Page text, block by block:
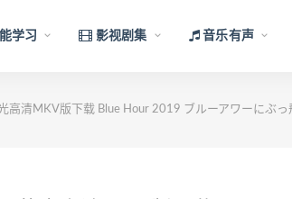
学习 影视剧集 音乐有声
高清MKV版下载 Blue Hour 2019 ブルーアワーにぶっ